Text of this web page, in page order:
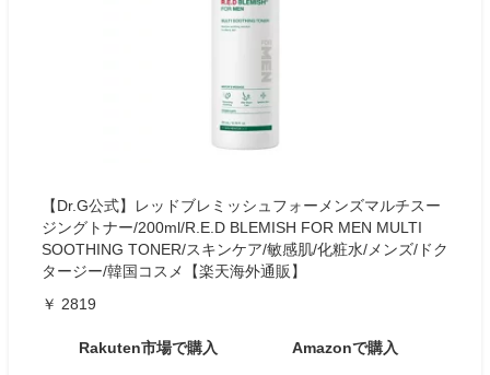
【Dr.G公式】レッドブレミッシュフォーメンズマルチスー
ジングトナー/200ml/R.E.D BLEMISH FOR MEN MULTI
SOOTHING TONER/スキンケア/敏感肌/化粧水/メンズ/ドク
タージー/韓国コスメ【楽天海外通販】
￥ 2819
Rakuten市場で購入 Amazonで購入